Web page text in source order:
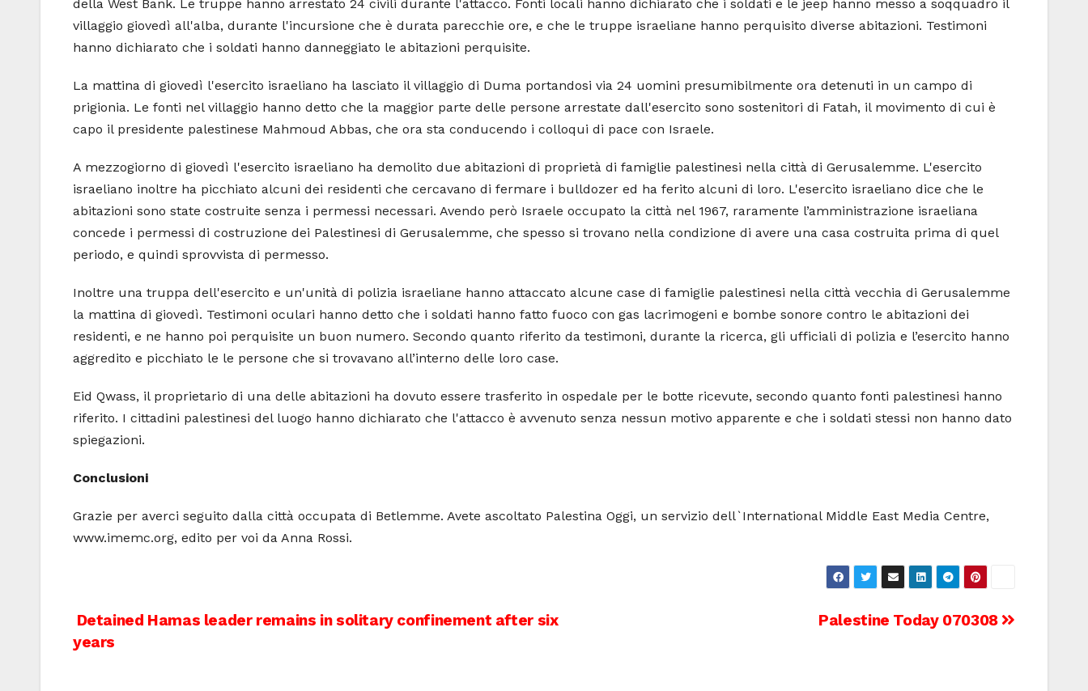
della West Bank. Le truppe hanno arrestato 24 civili durante l'attacco. Fonti locali hanno dichiarato che i soldati e le jeep hanno messo a soqquadro il
villaggio giovedì all'alba, durante l'incursione che è durata parecchie ore, e che le truppe israeliane hanno perquisito diverse abitazioni. Testimoni
hanno dichiarato che i soldati hanno danneggiato le abitazioni perquisite.
La mattina di giovedì l'esercito israeliano ha lasciato il villaggio di Duma portandosi via 24 uomini presumibilmente ora detenuti in un campo di
prigionia. Le fonti nel villaggio hanno detto che la maggior parte delle persone arrestate dall'esercito sono sostenitori di Fatah, il movimento di cui è
capo il presidente palestinese Mahmoud Abbas, che ora sta conducendo i colloqui di pace con Israele.
A mezzogiorno di giovedì l'esercito israeliano ha demolito due abitazioni di proprietà di famiglie palestinesi nella città di Gerusalemme. L'esercito
israeliano inoltre ha picchiato alcuni dei residenti che cercavano di fermare i bulldozer ed ha ferito alcuni di loro. L'esercito israeliano dice che le
abitazioni sono state costruite senza i permessi necessari. Avendo però Israele occupato la città nel 1967, raramente l’amministrazione israeliana
concede i permessi di costruzione dei Palestinesi di Gerusalemme, che spesso si trovano nella condizione di avere una casa costruita prima di quel
periodo, e quindi sprovvista di permesso.
Inoltre una truppa dell'esercito e un'unità di polizia israeliane hanno attaccato alcune case di famiglie palestinesi nella città vecchia di Gerusalemme
la mattina di giovedì. Testimoni oculari hanno detto che i soldati hanno fatto fuoco con gas lacrimogeni e bombe sonore contro le abitazioni dei
residenti, e ne hanno poi perquisite un buon numero. Secondo quanto riferito da testimoni, durante la ricerca, gli ufficiali di polizia e l’esercito hanno
aggredito e picchiato le le persone che si trovavano all’interno delle loro case.
Eid Qwass, il proprietario di una delle abitazioni ha dovuto essere trasferito in ospedale per le botte ricevute, secondo quanto fonti palestinesi hanno
riferito. I cittadini palestinesi del luogo hanno dichiarato che l'attacco è avvenuto senza nessun motivo apparente e che i soldati stessi non hanno dato
spiegazioni.
Conclusioni
Grazie per averci seguito dalla città occupata di Betlemme. Avete ascoltato Palestina Oggi, un servizio dell`International Middle East Media Centre,
www.imemc.org, edito per voi da Anna Rossi.
Post
navigation
Palestine Today 070308
Detained Hamas leader remains in solitary confinement after six
years